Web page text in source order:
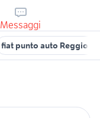
Messaggi
fiat punto auto Reggio